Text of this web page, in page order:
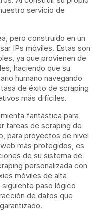
servicio de
pero construido en un
IPs móviles. Estas son
ya que provienen de
haciendo que su
humano navegando
de éxito de scraping
más difíciles.
fantástica para
tareas de scraping de
para proyectos de nivel
más protegidos, es
de su sistema de
personalizada con
móviles de alta
siguiente paso lógico
de datos que